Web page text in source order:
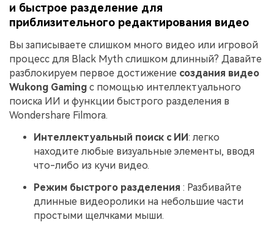
и быстрое разделение для
приблизительного редактирования видео
Вы записываете слишком много видео или игровой
процесс для Black Myth слишком длинный? Давайте
разблокируем первое достижение создания видео
Wukong Gaming с помощью интеллектуального
поиска ИИ и функции быстрого разделения в
Wondershare Filmora.
Интеллектуальный поиск с ИИ: легко
находите любые визуальные элементы, вводя
что-либо из кучи видео.
Режим быстрого разделения : Разбивайте
длинные видеоролики на небольшие части
простыми щелчками мыши.